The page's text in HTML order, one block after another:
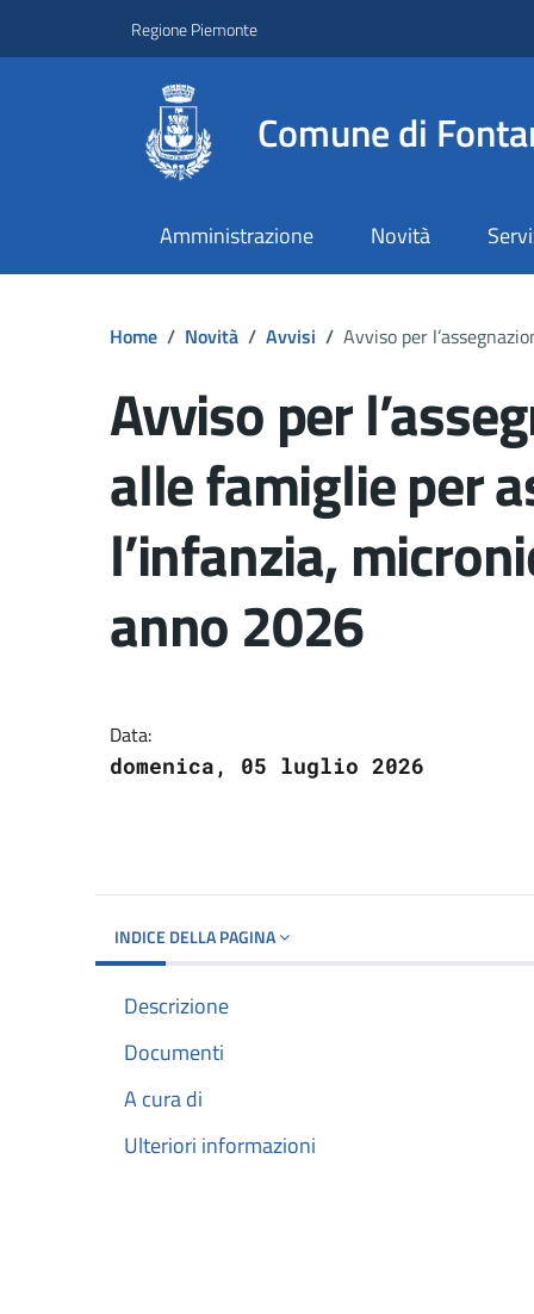
Regione Piemonte
Comune di
Amministrazione Novità
Home / Novità / Avvisi / Avviso per
Avviso per
alle famiglie per
l’infanzia,
anno 2026
Data:
domenica, 05 luglio 2026
INDICE DELLA PAGINA
Descrizione
Documenti
A cura di
Ulteriori informazioni